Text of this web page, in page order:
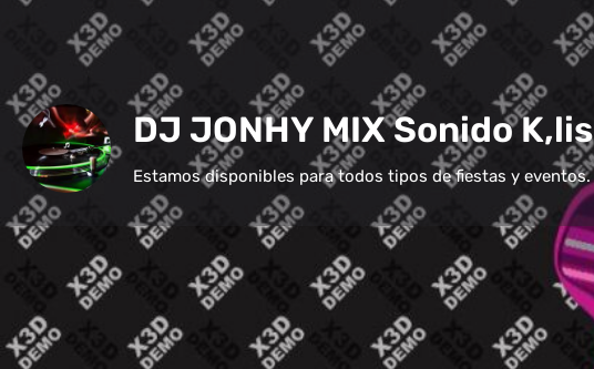
DJ JONHY MIX Sonido K,lis
Estamos disponibles para todos tipos de fiestas y eventos.
Perfil Explorar los Videos